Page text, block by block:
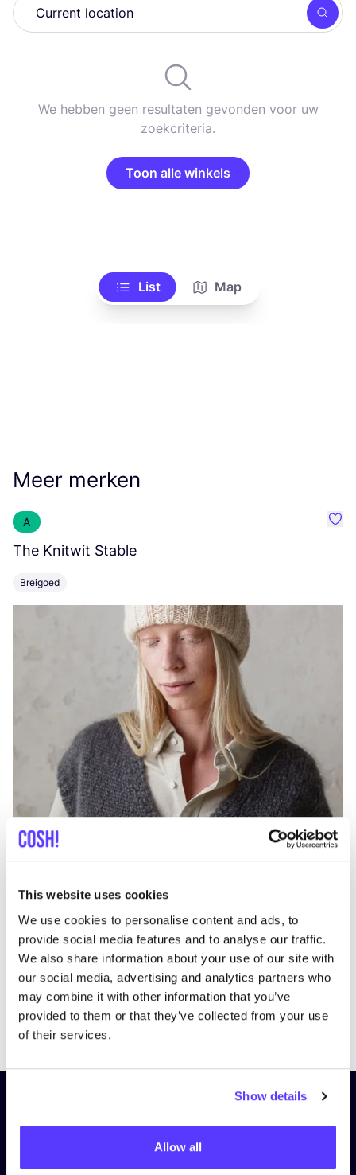
This website uses cookies
We use cookies to personalise content and ads, to
provide social media features and to analyse our traffic.
We also share information about your use of our site with
our social media, advertising and analytics partners who
may combine it with other information that you’ve
provided to them or that they’ve collected from your use
of their services.
Show details
Allow all
Zoek
We hebben geen resultaten gevonden voor uw
zoekcriteria.
Toon alle winkels
List Map
Meer merken
A
The Knitwit Stable
Breigoed
PreviousNext
Schrijf je in op onze nieuwsbrief
en blijf op de hoogte!
Voornaam*